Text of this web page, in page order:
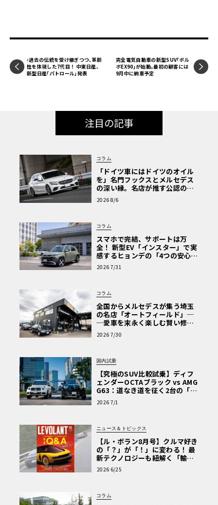
過去の伝統を受け継ぎつつ､革新
性を体現した7代目！ 中東日産､
新型日産｢パトロール｣発表
完全電気自動車の新型SUV｢ボル
ボEX90｣が始動｡最初の顧客には
9月中に納車予定
注目の記事
コラム
「ドイツ車にはドイツのオイル
を」名門フックスとメルセデス
の深い縁。名店が推す公認の安
心と、Cクラスで味わうシルキー
な走り〈PR〉
2026 8/6
コラム
スマホで完結、サポートは万
全！ 新型EV「インスター」で実
感するヒョンデの「4つの安心」
【第1回・ヒョンデ6つの疑問：
Why? Hyundai?】〈PR〉
2026 7/31
コラム
全国からメルセデスが集う埼玉
の名店「オートフィールド」─
─愛車を末永く楽しむ賢い修理
術と、プロがフックス製オイル
を選ぶ理由〈PR〉
2026 7/30
国内試乗
【究極のSUV比較試乗】ディフ
ェンダーOCTAブラック vs AMG
G63：道なき道を征く2台の「対
極的アプローチ」
2026 7/1
ニュース＆トピックス
【ル・ボラン8月号】クルマ好き
の「？」が「！」に変わる！ 最
新テクノロジーも紐解く「輸入
車Q&A」
2026 6/25
コラム